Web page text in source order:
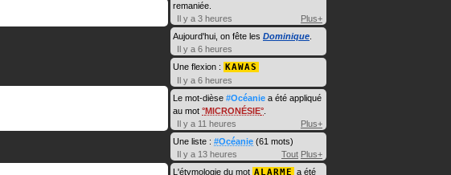
remaniée.
Il y a 3 heures
Plus+
Aujourd'hui, on fête les Dominique
Il y a 6 heures
Une flexion : KAWAS
Il y a 6 heures
Le mot-dièse #Océanie a été appliqué
au mot MICRONÉSIE
Il y a 11 heures
Plus+
Une liste : #Océanie (61 mots)
Il y a 13 heures
Tout Plus+
L'étymologie du mot ALARME a été